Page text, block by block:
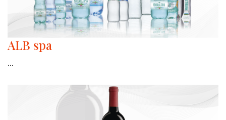
ALB spa
...